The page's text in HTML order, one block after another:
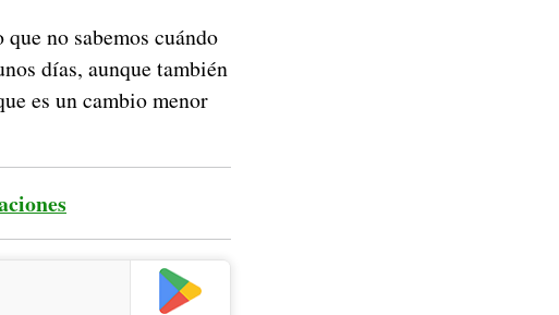
no sabemos cuándo
días, aunque también
es un cambio menor